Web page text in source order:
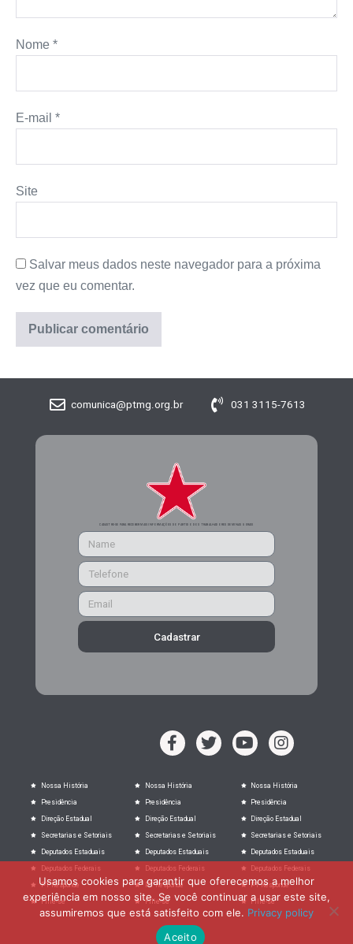
Nome *
E-mail *
Site
Salvar meus dados neste navegador para a próxima
vez que eu comentar.
comunica@ptmg.org.br 031 3115-7613
CADASTRE-SE PARA RECEBER MAIS INFORMAÇÕES DO PARTIDO DOS TRABALHADORES DE MINAS GERAIS
Cadastrar
Nossa História
Presidência
Direção Estadual
Secretarias e Setoriais
Deputados Estaduais
Deputados Federais
PT Responde
Filie-se
Nossa História
Presidência
Direção Estadual
Secretarias e Setoriais
Deputados Estaduais
Deputados Federais
PT Responde
Filie-se
Nossa História
Presidência
Direção Estadual
Secretarias e Setoriais
Deputados Estaduais
Deputados Federais
PT Responde
Filie-se
Usamos cookies para garantir que oferecemos a melhor
experiência em nosso site. Se você continuar a usar este site,
assumiremos que está satisfeito com ele. Privacy policy
Aceito